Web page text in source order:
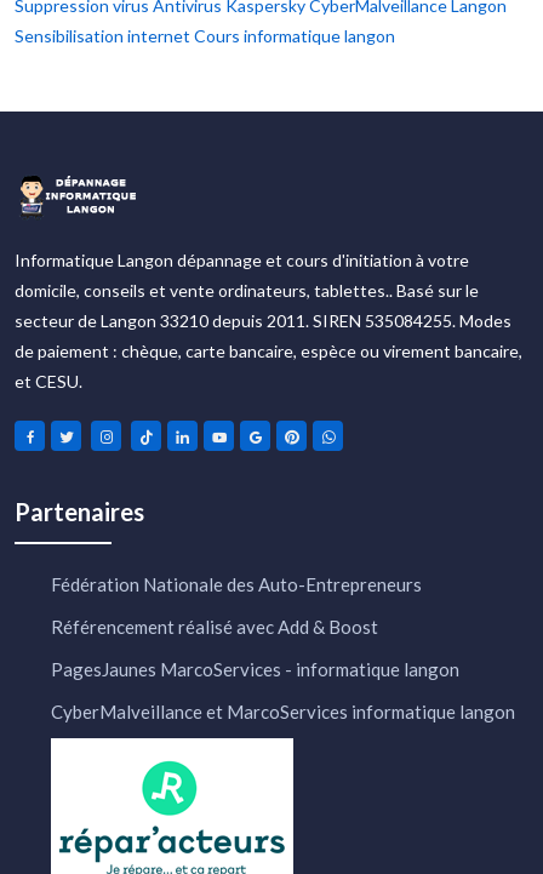
Suppression virus Antivirus KasperskyCyberMalveillance Langon
Sensibilisation internet Cours informatique langon
Informatique Langon dépannage et cours d'initiation à votre
domicile, conseils et vente ordinateurs, tablettes.. Basé sur le
secteur de Langon 33210 depuis 2011. SIREN 535084255. Modes
de paiement : chèque, carte bancaire, espèce ou virement bancaire,
et CESU.
Partenaires
Fédération Nationale des Auto-Entrepreneurs
Référencement réalisé avec Add & Boost
PagesJaunes MarcoServices - informatique langon
CyberMalveillance et MarcoServices informatique langon